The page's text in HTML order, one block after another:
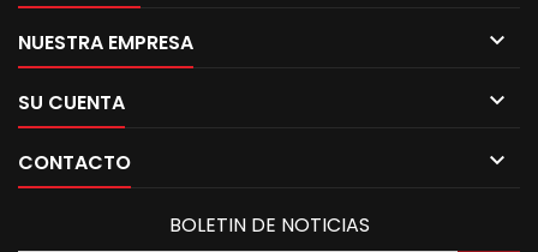
NUESTRA EMPRESA 
SU CUENTA 
CONTACTO 
BOLETIN DE NOTICIAS